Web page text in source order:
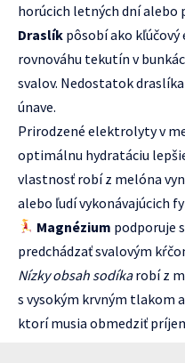
horúcich letných dní alebo
Draslík pôsobí ako
rovnováhu tekutín v
svalov. Nedostatok
únave.
Prirodzené elektrolyty v
optimálnu hydratáciu
vlastnosť robí z melóna
alebo ľudí vykonávajúcich
Magnézium podporuje
predchádzať svalovým
Nízky obsah sodíkarobí z
s vysokým krvným tlakom
ktorí musia obmedziť